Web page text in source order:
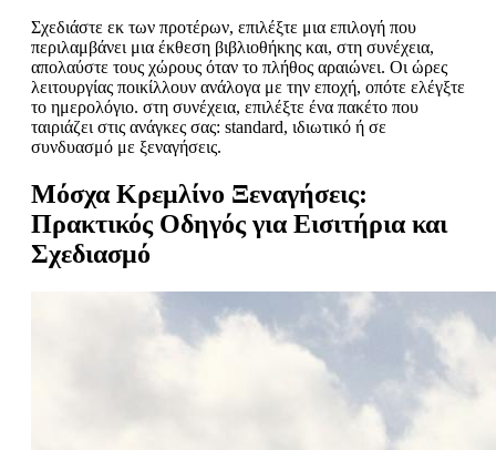
Σχεδιάστε εκ των προτέρων, επιλέξτε μια επιλογή που
περιλαμβάνει μια έκθεση βιβλιοθήκης και, στη συνέχεια,
απολαύστε τους χώρους όταν το πλήθος αραιώνει. Οι ώρες
λειτουργίας ποικίλλουν ανάλογα με την εποχή, οπότε ελέγξτε
το ημερολόγιο. στη συνέχεια, επιλέξτε ένα πακέτο που
ταιριάζει στις ανάγκες σας: standard, ιδιωτικό ή σε
συνδυασμό με ξεναγήσεις.
Μόσχα Κρεμλίνο Ξεναγήσεις:
Πρακτικός Οδηγός για Εισιτήρια και
Σχεδιασμό